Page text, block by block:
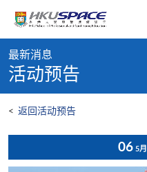
content
content
start
最新消息
活动预告
< 返回活动预告
06 5